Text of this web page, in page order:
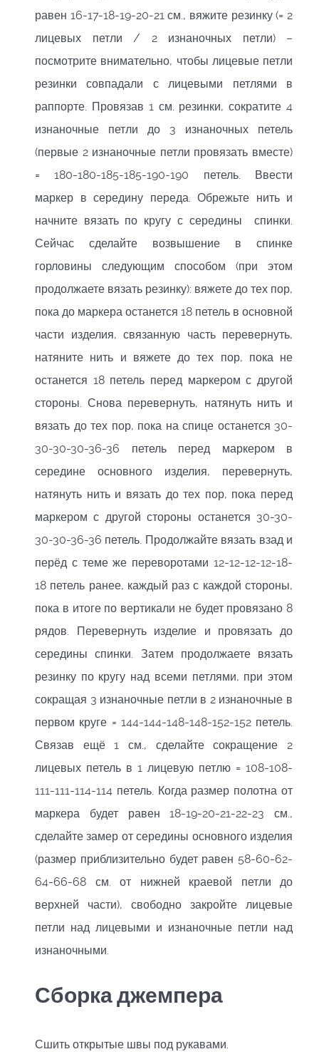
равен 16-17-18-19-20-21 см., вяжите резинку (= 2
лицевых петли / 2 изнаночных петли) –
посмотрите внимательно, чтобы лицевые петли
резинки совпадали с лицевыми петлями в
раппорте. Провязав 1 см. резинки, сократите 4
изнаночные петли до 3 изнаночных петель
(первые 2 изнаночные петли провязать вместе)
= 180-180-185-185-190-190 петель. Ввести
маркер в середину переда. Обрежьте нить и
начните вязать по кругу с середины спинки.
Сейчас сделайте возвышение в спинке
горловины следующим способом (при этом
продолжаете вязать резинку): вяжете до тех пор,
пока до маркера останется 18 петель в основной
части изделия, связанную часть перевернуть,
натяните нить и вяжете до тех пор, пока не
останется 18 петель перед маркером с другой
стороны. Снова перевернуть, натянуть нить и
вязать до тех пор, пока на спице останется 30-
30-30-30-36-36 петель перед маркером в
середине основного изделия, перевернуть,
натянуть нить и вязать до тех пор, пока перед
маркером с другой стороны останется 30-30-
30-30-36-36 петель. Продолжайте вязать взад и
перёд с теме же переворотами 12-12-12-12-18-
18 петель ранее, каждый раз с каждой стороны,
пока в итоге по вертикали не будет провязано 8
рядов. Перевернуть изделие и провязать до
середины спинки. Затем продолжаете вязать
резинку по кругу над всеми петлями, при этом
сокращая 3 изнаночные петли в 2 изнаночные в
первом круге = 144-144-148-148-152-152 петель.
Связав ещё 1 см., сделайте сокращение 2
лицевых петель в 1 лицевую петлю = 108-108-
111-111-114-114 петель. Когда размер полотна от
маркера будет равен 18-19-20-21-22-23 см.,
сделайте замер от середины основного изделия
(размер приблизительно будет равен 58-60-62-
64-66-68 см. от нижней краевой петли до
верхней части), свободно закройте лицевые
петли над лицевыми и изнаночные петли над
изнаночными.
Сборка джемпера
Сшить открытые швы под рукавами.